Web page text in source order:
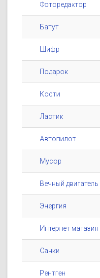
Фоторедактор
Батут
Шифр
Подарок
Кости
Ластик
Автопилот
Мусор
Вечный двигатель
Энергия
Интернет магазин
Санки
Рентген